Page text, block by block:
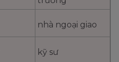
nhà ngoại giao
kỹ sư